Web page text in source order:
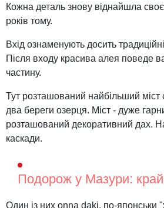
Кожна деталь знову віднайшла
років тому.
Вхід ознаменують досить
Після входу красива алея поведе
частину.
Тут розташований найбільший міст
два береги озерця. Міст - дуже
розташований декоративний дах.
каскади.
Подорож у Мазури: край
Один із них onna daki, по-японськи